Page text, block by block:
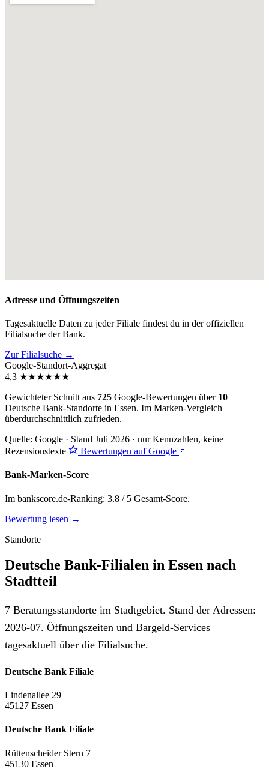
Adresse und Öffnungszeiten
Tagesaktuelle Daten zu jeder Filiale findest du in der offiziellen
Filialsuche der Bank.
Zur Filialsuche →
Google-Standort-Aggregat
4,3 ★★★★★★
Gewichteter Schnitt aus 725 Google-Bewertungen über 10
Deutsche Bank-Standorte in Essen. Im Marken-Vergleich
überdurchschnittlich zufrieden.
Quelle: Google · Stand Juli 2026 · nur Kennzahlen, keine
Rezensionstexte
Bewertungen auf Google
Bank-Marken-Score
Im bankscore.de-Ranking: 3.8 / 5 Gesamt-Score.
Bewertung lesen →
Standorte
Deutsche Bank-Filialen in Essen nach
Stadtteil
7 Beratungsstandorte im Stadtgebiet. Stand der Adressen:
2026-07. Öffnungszeiten und Bargeld-Services
tagesaktuell über die Filialsuche.
Deutsche Bank Filiale
Lindenallee 29
45127 Essen
Deutsche Bank Filiale
Rüttenscheider Stern 7
45130 Essen